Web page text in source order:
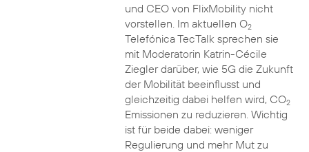
und CEO von FlixMobility nicht
vorstellen. Im aktuellen O2
Telefónica TecTalk sprechen sie
mit Moderatorin Katrin-Cécile
Ziegler darüber, wie 5G die Zukunft
der Mobilität beeinflusst und
gleichzeitig dabei helfen wird, CO2
Emissionen zu reduzieren. Wichtig
ist für beide dabei: weniger
Regulierung und mehr Mut zu